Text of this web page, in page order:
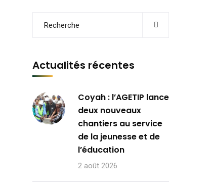
Actualités récentes
Coyah : l’AGETIP lance
deux nouveaux
chantiers au service
de la jeunesse et de
l’éducation
2 août 2026